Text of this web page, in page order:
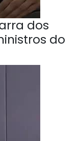
dos
do